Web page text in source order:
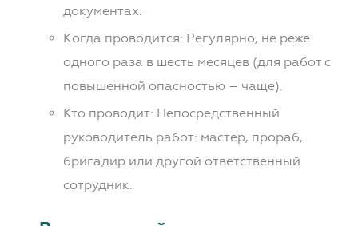
документах.
Когда проводится: Регулярно, не реже
одного раза в шесть месяцев (для работ с
повышенной опасностью – чаще).
Кто проводит: Непосредственный
руководитель работ: мастер, прораб,
бригадир или другой ответственный
сотрудник.